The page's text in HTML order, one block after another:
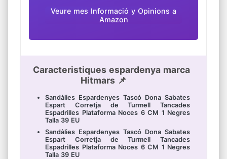
Veure mes Informació y Opinions a
Amazon
Caracteristiques espardenya marca
Hitmars 📌
Sandàlies Espardenyes Tascó Dona Sabates
Espart Corretja de Turmell Tancades
Espadrilles Plataforma Noces 6 CM 1 Negres
Talla 39 EU
Sandàlies Espardenyes Tascó Dona Sabates
Espart Corretja de Turmell Tancades
Espadrilles Plataforma Noces 6 CM 1 Negres
Talla 39 EU